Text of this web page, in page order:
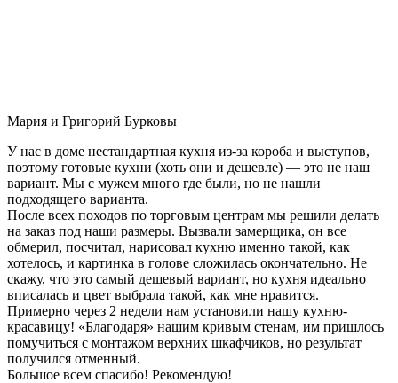
Мария и Григорий Бурковы
У нас в доме нестандартная кухня из-за короба и выступов,
поэтому готовые кухни (хоть они и дешевле) — это не наш
вариант. Мы с мужем много где были, но не нашли
подходящего варианта.
После всех походов по торговым центрам мы решили делать
на заказ под наши размеры. Вызвали замерщика, он все
обмерил, посчитал, нарисовал кухню именно такой, как
хотелось, и картинка в голове сложилась окончательно. Не
скажу, что это самый дешевый вариант, но кухня идеально
вписалась и цвет выбрала такой, как мне нравится.
Примерно через 2 недели нам установили нашу кухню-
красавицу! «Благодаря» нашим кривым стенам, им пришлось
помучиться с монтажом верхних шкафчиков, но результат
получился отменный.
Большое всем спасибо! Рекомендую!